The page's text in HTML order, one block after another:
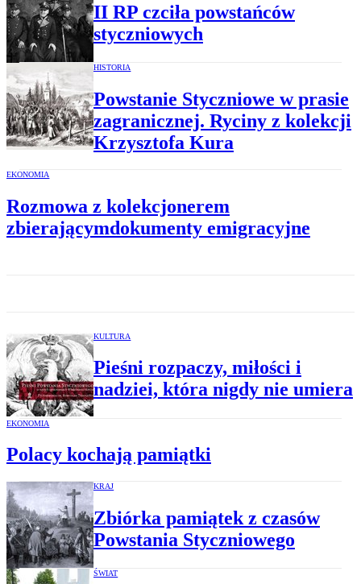
II RP czciła powstańców
styczniowych
HISTORIA
Powstanie Styczniowe w prasie
zagranicznej. Ryciny z kolekcji
Krzysztofa Kura
EKONOMIA
Rozmowa z kolekcjonerem
zbierającymdokumenty emigracyjne
KULTURA
Pieśni rozpaczy, miłości i
nadziei, która nigdy nie umiera
EKONOMIA
Polacy kochają pamiątki
KRAJ
Zbiórka pamiątek z czasów
Powstania Styczniowego
ŚWIAT